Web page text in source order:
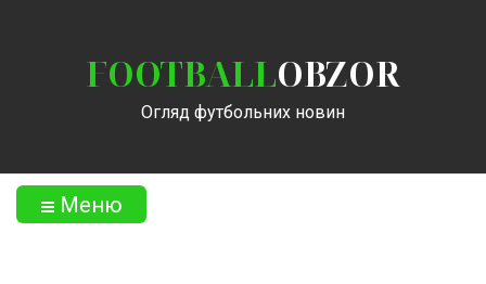
FOOTBALLOBZOR
Огляд футбольних новин
Меню